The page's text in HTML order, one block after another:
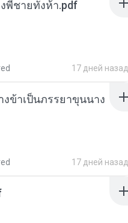
พี่ชายทั้งห้า.pdf
17 дней назад
งข้าเป็นภรรยาขุนนาง
17 дней назад